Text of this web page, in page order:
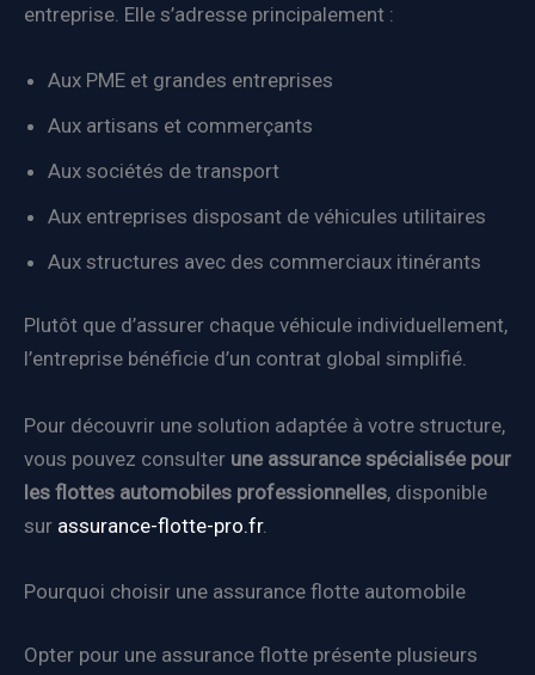
entreprise. Elle s’adresse principalement :
Aux PME et grandes entreprises
Aux artisans et commerçants
Aux sociétés de transport
Aux entreprises disposant de véhicules utilitaires
Aux structures avec des commerciaux itinérants
Plutôt que d’assurer chaque véhicule individuellement,
l’entreprise bénéficie d’un contrat global simplifié.
Pour découvrir une solution adaptée à votre structure,
vous pouvez consulter une assurance spécialisée pour
les flottes automobiles professionnelles, disponible
sur assurance-flotte-pro.fr.
Pourquoi choisir une assurance flotte automobile
Opter pour une assurance flotte présente plusieurs